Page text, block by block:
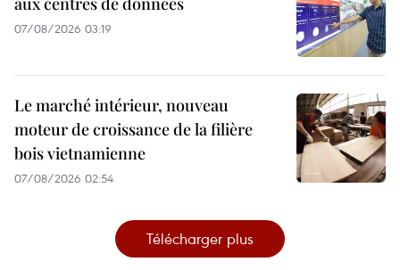
07/08/2026 03:19
Le marché intérieur, nouveau
moteur de croissance de la filière
bois vietnamienne
07/08/2026 02:54
Télécharger plus